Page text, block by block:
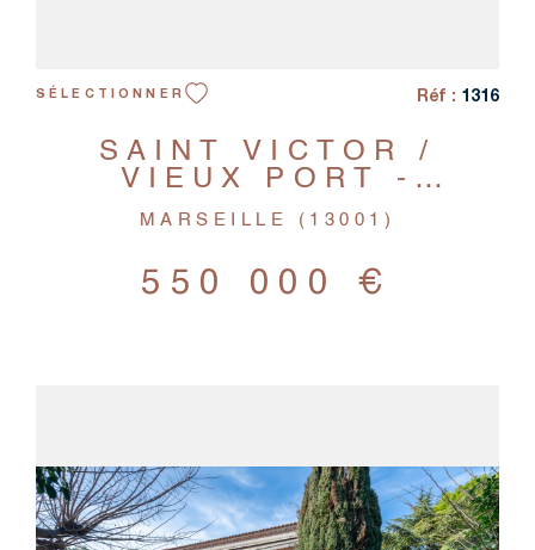
SÉLECTIONNER Réf : 1316
SAINT VICTOR /
VIEUX PORT -
APPARTEMENT - 5
PIÈCES
MARSEILLE (13001)
550 000 €